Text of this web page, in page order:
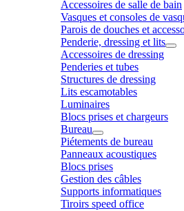
Accessoires de salle de bain
Vasques et consoles de
Parois de douches et
Penderie, dressing et lits
Accessoires de dressing
Penderies et tubes
Structures de dressing
Lits escamotables
Luminaires
Blocs prises et chargeurs
Bureau
Piétements de bureau
Panneaux acoustiques
Blocs prises
Gestion des câbles
Supports informatiques
Tiroirs speed office